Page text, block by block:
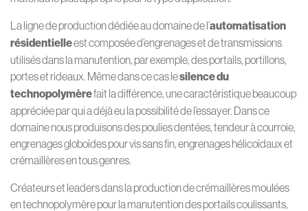
La ligne de production dédiée au domaine de l’automatisation
résidentielleest composée d’engrenages et de transmissions
utilisés dans la manutention, par exemple, des portails, portillons,
portes et rideaux. Même dans ce cas lesilence du
technopolymèrefait la différence, une caractéristique beaucoup
appréciée par qui a déjà eu la possibilité de l’essayer. Dans ce
domaine nous produisons des poulies dentées, tendeur à courroie,
engrenages globoïdes pour vis sans fin, engrenages hélicoïdaux et
crémaillères en tous genres.
Créateurs et leaders dans la production de crémaillères moulées
en technopolymère pour la manutention des portails coulissants,